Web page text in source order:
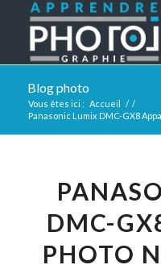
Blog photo
Vous êtes ici : Accueil / /
Panasonic Lumix DMC-GX8
DMC-
PHOTO